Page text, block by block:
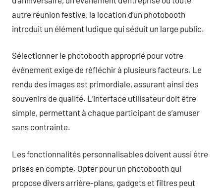
autre réunion festive, la location d’un photobooth
introduit un élément ludique qui séduit un large public.
Sélectionner le photobooth approprié pour votre
événement exige de réfléchir à plusieurs facteurs. Le
rendu des images est primordiale, assurant ainsi des
souvenirs de qualité. L’interface utilisateur doit être
simple, permettant à chaque participant de s’amuser
sans contrainte.
Les fonctionnalités personnalisables doivent aussi être
prises en compte. Opter pour un photobooth qui
propose divers arrière-plans, gadgets et filtres peut